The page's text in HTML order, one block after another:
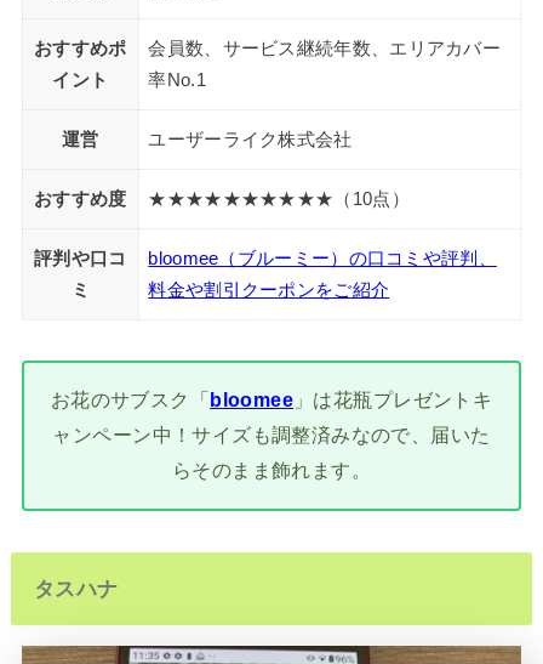
おすすめポ
イント
会員数、サービス継続年数、エリアカバー
率No.1
運営 ユーザーライク株式会社
おすすめ度 ★★★★★★★★★★（10点）
評判や口コ
ミ
bloomee（ブルーミー）の口コミや評判、
料金や割引クーポンをご紹介
お花のサブスク「 bloomee 」は花瓶プレゼントキ
ャンペーン中！サイズも調整済みなので、届いた
らそのまま飾れます。
タスハナ